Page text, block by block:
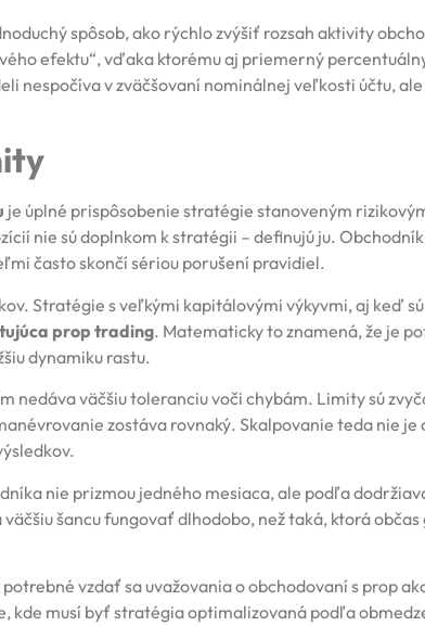
spôsob, ako rýchlo zvýšiť rozsah aktivity
efektu“, vďaka ktorému aj priemerný
nespočíva v zväčšovaní nominálnej veľkosti účtu,
je úplné prispôsobenie stratégie stanoveným
nie sú doplnkom k stratégii – definujú ju.
často skončí sériou porušení pravidiel.
Stratégie s veľkými kapitálovými výkyvmi, aj keď sú
prop trading. Matematicky to znamená, že je
dynamiku rastu.
nedáva väčšiu toleranciu voči chybám. Limity sú
zostáva rovnaký. Skalpovanie teda nie je
nie prizmou jedného mesiaca, ale podľa
šancu fungovať dlhodobo, než taká, ktorá občas
vzdať sa uvažovania o obchodovaní s prop
kde musí byť stratégia optimalizovaná podľa